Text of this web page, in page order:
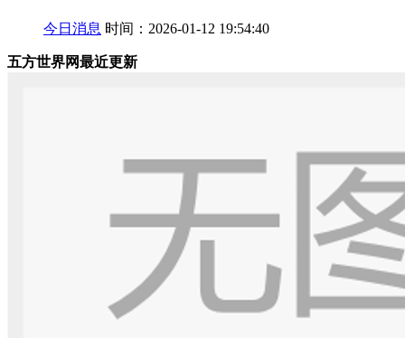
今日消息 时间：2026-01-12 19:54:40
五方世界网最近更新